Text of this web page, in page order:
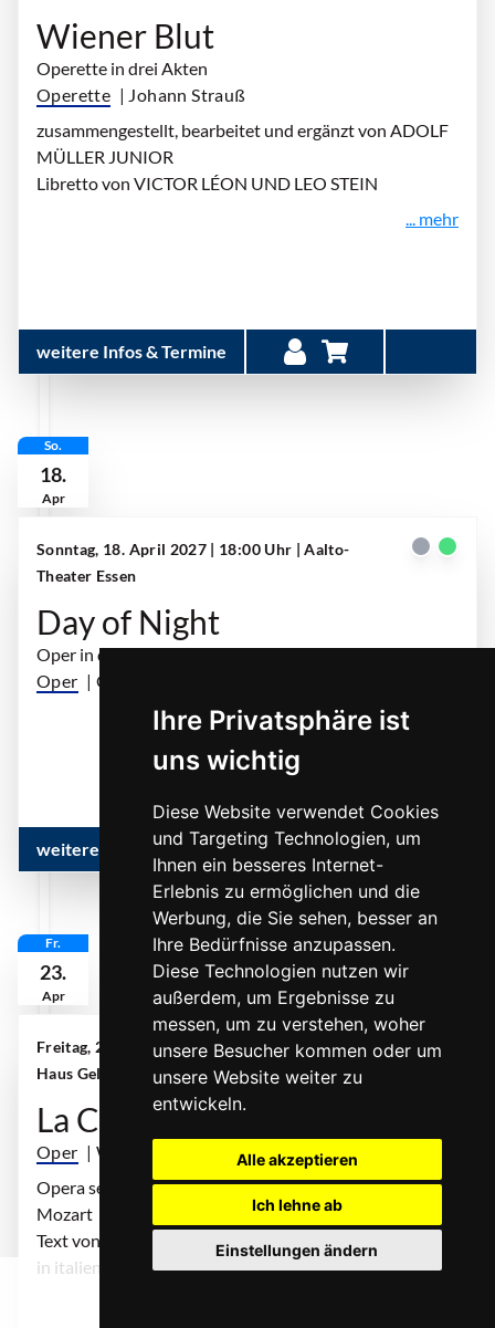
Ihre Privatsphäre ist
uns wichtig
Diese Website verwendet Cookies
und Targeting Technologien, um
Ihnen ein besseres Internet-
Erlebnis zu ermöglichen und die
Werbung, die Sie sehen, besser an
Ihre Bedürfnisse anzupassen.
Diese Technologien nutzen wir
außerdem, um Ergebnisse zu
messen, um zu verstehen, woher
unsere Besucher kommen oder um
unsere Website weiter zu
entwickeln.
Alle akzeptieren
Ich lehne ab
Einstellungen ändern
Wiener Blut
Operette in drei Akten
Operette | Johann Strauß
zusammengestellt, bearbeitet und ergänzt von ADOLF
MÜLLER JUNIOR
Libretto von VICTOR LÉON UND LEO STEIN
... mehr
weitere Infos & Termine
So.
18.
Apr
Sonntag, 18. April 2027 | 18:00 Uhr | Aalto-
Theater Essen
Day of Night
Oper in drei Akten
Oper | OUTI TARKIAINEN
... mehr
weitere Infos & Termine
Fr.
23.
Apr
Freitag, 23. April 2027 | 19:00 Uhr| MiR Großes
Haus Gelsenkirchen
La Clemenza di Tito
Oper | Wolfgang Amadeus Mozart
Opera seria in zwei Akten von Wolfgang Amadeus
Mozart
Text von Caterino Mazzolà nach Pietro Metastasio
in italienischer Sprache mit Übertiteln